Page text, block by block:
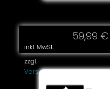
59,99€
inkl. MwSt.
zzgl.
Versandkosten